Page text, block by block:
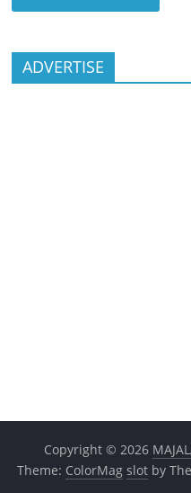
ADVERTISE
Copyright © 2026
Theme: ColorMag slotby